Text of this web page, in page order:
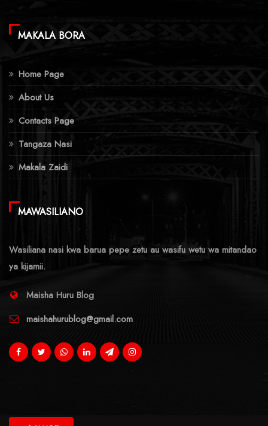
MAKALA BORA
Home Page
About Us
Contacts Page
Tangaza Nasi
Makala Zaidi
MAWASILIANO
Wasiliana nasi kwa barua pepe zetu au wasifu wetu wa mitandao
ya kijamii.
Maisha Huru Blog
maishahurublog@gmail.com